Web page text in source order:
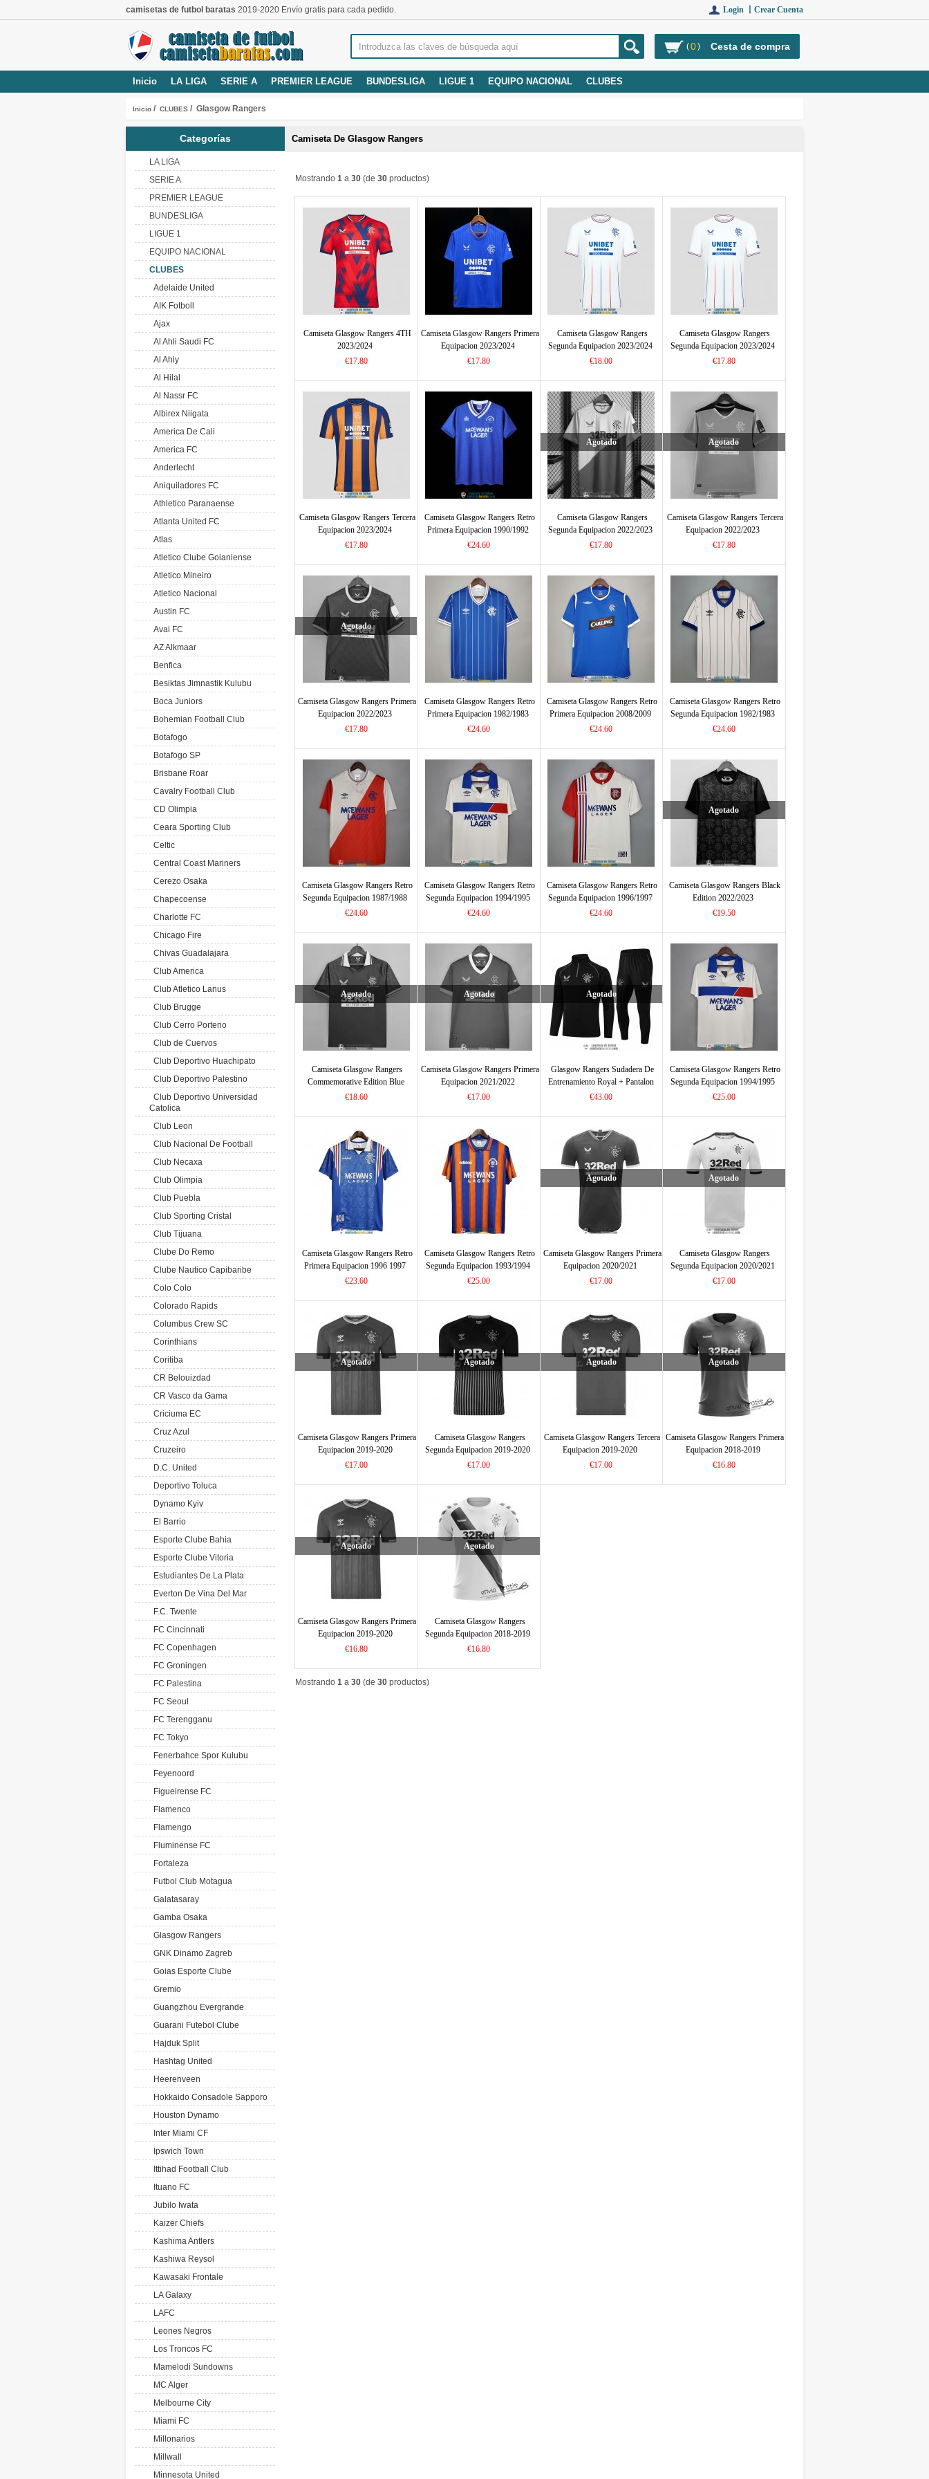
camisetas de futbol baratas 2019-2020 Envío gratis para cada pedido. Login 丨 Crear Cuenta
(0) Cesta de compra
Inicio LA LIGA SERIE A PREMIER LEAGUE BUNDESLIGA LIGUE 1 EQUIPO NACIONAL CLUBES
Inicio / CLUBES / Glasgow Rangers
Categorías
LA LIGA
SERIE A
PREMIER LEAGUE
BUNDESLIGA
LIGUE 1
EQUIPO NACIONAL
CLUBES
Adelaide United
AIK Fotboll
Ajax
Al Ahli Saudi FC
Al Ahly
Al Hilal
Al Nassr FC
Albirex Niigata
America De Cali
America FC
Anderlecht
Aniquiladores FC
Athletico Paranaense
Atlanta United FC
Atlas
Atletico Clube Goianiense
Atletico Mineiro
Atletico Nacional
Austin FC
Avai FC
AZ Alkmaar
Benfica
Besiktas Jimnastik Kulubu
Boca Juniors
Bohemian Football Club
Botafogo
Botafogo SP
Brisbane Roar
Cavalry Football Club
CD Olimpia
Ceara Sporting Club
Celtic
Central Coast Mariners
Cerezo Osaka
Chapecoense
Charlotte FC
Chicago Fire
Chivas Guadalajara
Club America
Club Atletico Lanus
Club Brugge
Club Cerro Porteno
Club de Cuervos
Club Deportivo Huachipato
Club Deportivo Palestino
Club Deportivo Universidad
Catolica
Club Leon
Club Nacional De Football
Club Necaxa
Club Olimpia
Club Puebla
Club Sporting Cristal
Club Tijuana
Clube Do Remo
Clube Nautico Capibaribe
Colo Colo
Colorado Rapids
Columbus Crew SC
Corinthians
Coritiba
CR Belouizdad
CR Vasco da Gama
Criciuma EC
Cruz Azul
Cruzeiro
D.C. United
Deportivo Toluca
Dynamo Kyiv
El Barrio
Esporte Clube Bahia
Esporte Clube Vitoria
Estudiantes De La Plata
Everton De Vina Del Mar
F.C. Twente
FC Cincinnati
FC Copenhagen
FC Groningen
FC Palestina
FC Seoul
FC Terengganu
FC Tokyo
Fenerbahce Spor Kulubu
Feyenoord
Figueirense FC
Flamenco
Flamengo
Fluminense FC
Fortaleza
Futbol Club Motagua
Galatasaray
Gamba Osaka
Glasgow Rangers
GNK Dinamo Zagreb
Goias Esporte Clube
Gremio
Guangzhou Evergrande
Guarani Futebol Clube
Hajduk Split
Hashtag United
Heerenveen
Hokkaido Consadole Sapporo
Houston Dynamo
Inter Miami CF
Ipswich Town
Ittihad Football Club
Ituano FC
Jubilo Iwata
Kaizer Chiefs
Kashima Antlers
Kashiwa Reysol
Kawasaki Frontale
LA Galaxy
LAFC
Leones Negros
Los Troncos FC
Mamelodi Sundowns
MC Alger
Melbourne City
Miami FC
Millonarios
Millwall
Minnesota United
Camiseta De Glasgow Rangers
Mostrando 1 a 30 (de 30 productos)
Camiseta Glasgow Rangers 4TH
2023/2024
€17.80
Camiseta Glasgow Rangers Primera
Equipacion 2023/2024
€17.80
Camiseta Glasgow Rangers
Segunda Equipacion 2023/2024
€18.00
Camiseta Glasgow Rangers
Segunda Equipacion 2023/2024
€17.80
Camiseta Glasgow Rangers Tercera
Equipacion 2023/2024
€17.80
Camiseta Glasgow Rangers Retro
Primera Equipacion 1990/1992
€24.60
Agotado
Camiseta Glasgow Rangers
Segunda Equipacion 2022/2023
€17.80
Agotado
Camiseta Glasgow Rangers Tercera
Equipacion 2022/2023
€17.80
Agotado
Camiseta Glasgow Rangers Primera
Equipacion 2022/2023
€17.80
Camiseta Glasgow Rangers Retro
Primera Equipacion 1982/1983
€24.60
Camiseta Glasgow Rangers Retro
Primera Equipacion 2008/2009
€24.60
Camiseta Glasgow Rangers Retro
Segunda Equipacion 1982/1983
€24.60
Camiseta Glasgow Rangers Retro
Segunda Equipacion 1987/1988
€24.60
Camiseta Glasgow Rangers Retro
Segunda Equipacion 1994/1995
€24.60
Camiseta Glasgow Rangers Retro
Segunda Equipacion 1996/1997
€24.60
Agotado
Camiseta Glasgow Rangers Black
Edition 2022/2023
€19.50
Agotado
Camiseta Glasgow Rangers
Commemorative Edition Blue
2022/2023
€18.60
Agotado
Camiseta Glasgow Rangers Primera
Equipacion 2021/2022
€17.00
Agotado
Glasgow Rangers Sudadera De
Entrenamiento Royal + Pantalon
Royal 2021/2022
€43.00
Camiseta Glasgow Rangers Retro
Segunda Equipacion 1994/1995
€25.00
Camiseta Glasgow Rangers Retro
Primera Equipacion 1996 1997
€23.60
Camiseta Glasgow Rangers Retro
Segunda Equipacion 1993/1994
€25.00
Agotado
Camiseta Glasgow Rangers Primera
Equipacion 2020/2021
€17.00
Agotado
Camiseta Glasgow Rangers
Segunda Equipacion 2020/2021
€17.00
Agotado
Camiseta Glasgow Rangers Primera
Equipacion 2019-2020
€17.00
Agotado
Camiseta Glasgow Rangers
Segunda Equipacion 2019-2020
€17.00
Agotado
Camiseta Glasgow Rangers Tercera
Equipacion 2019-2020
€17.00
Agotado
Camiseta Glasgow Rangers Primera
Equipacion 2018-2019
€16.80
Agotado
Camiseta Glasgow Rangers Primera
Equipacion 2019-2020
€16.80
Agotado
Camiseta Glasgow Rangers
Segunda Equipacion 2018-2019
€16.80
Mostrando 1 a 30 (de 30 productos)